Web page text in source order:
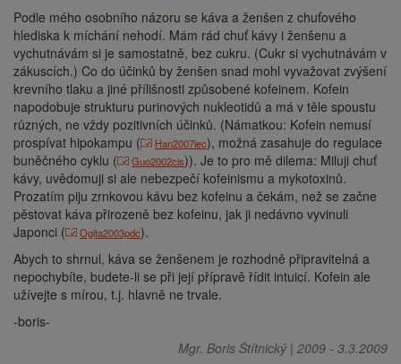
Podle mého osobního názoru se káva a ženšen z chuťového
hlediska k míchání nehodí. Mám rád chuť kávy i ženšenu a
vychutnávám si je samostatně, bez cukru. (Cukr si vychutnávám v
zákuscích.) Co do účinků by ženšen snad mohl vyvažovat zvýšení
krevního tlaku a jiné přílišnosti způsobené kofeinem. Kofein
napodobuje strukturu purinových nukleotidů a má v těle spoustu
různých, ne vždy pozitivních účinků. (Námatkou: Kofein nemusí
prospívat hipokampu (
Han2007iec), možná zasahuje do regulace
buněčného cyklu (
Guo2002cis)). Je to pro mě dilema: Miluji chuť
kávy, uvědomuji si ale nebezpečí kofeinismu a mykotoxinů.
Prozatím piju zrnkovou kávu bez kofeinu a čekám, než se začne
pěstovat káva přirozeně bez kofeinu, jak ji nedávno vyvinuli
Japonci (
Ogita2003pdc).
Abych to shrnul, káva se ženšenem je rozhodně připravitelná a
nepochybíte, budete-li se při její přípravě řídit intuicí. Kofein ale
užívejte s mírou, t.j. hlavně ne trvale.
-boris-
Mgr. Boris Štítnický | 2009 - 3.3.2009